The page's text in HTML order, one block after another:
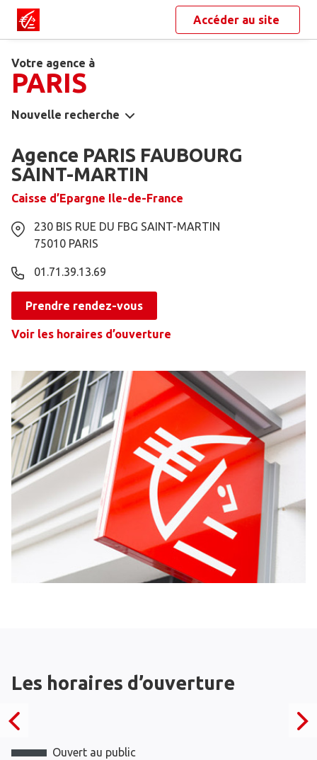
Accéder au site
Votre agence à
PARIS
Nouvelle recherche
Agence PARIS FAUBOURG
SAINT-MARTIN
Caisse d’Epargne Ile-de-France
230 BIS RUE DU FBG SAINT-MARTIN
75010 PARIS
01.71.39.13.69
Prendre rendez-vous
Voir les horaires d’ouverture
Les horaires d’ouverture
Ouvert au public